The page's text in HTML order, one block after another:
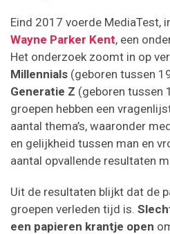
Eind 2017 voerde MediaTest,
Wayne Parker Kent, een
Het onderzoek zoomt in op
Millennials (geboren tussen
Generatie Z (geboren tussen
groepen hebben een
aantal thema’s, waaronder
en gelijkheid tussen man en
aantal opvallende resultaten
Uit de resultaten blijkt dat de
groepen verleden tijd is.
een papieren krantje open